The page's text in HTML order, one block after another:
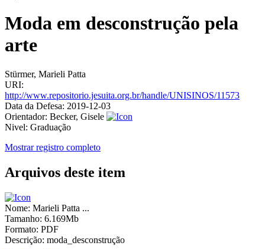
Moda em desconstrução pela
arte
Stürmer, Marieli Patta
URI:
http://www.repositorio.jesuita.org.br/handle/UNISINOS/11573
Data da Defesa: 2019-12-03
Orientador: Becker, Gisele
Nivel: Graduação
Mostrar registro completo
Arquivos deste item
Nome: Marieli Patta ...
Tamanho: 6.169Mb
Formato: PDF
Descrição: moda_desconstrução